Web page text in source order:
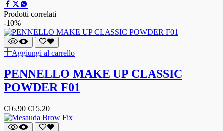
Prodotti correlati
-10%
Aggiungi al carrello
PENNELLO MAKE UP CLASSIC
POWDER F01
€16.90 €15.20